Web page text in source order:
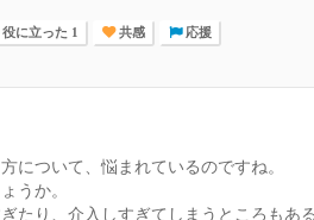
役に立った 1 共感 応援
について、悩まれているのですね。
うか。
たり、介入しすぎてしまうところもあ